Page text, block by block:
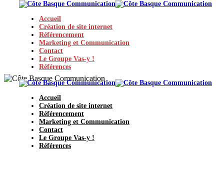
Accueil
Création de site internet
Référencement
Marketing et Communication
Contact
Le Groupe Vas-y !
Références
Accueil
Création de site internet
Référencement
Marketing et Communication
Contact
Le Groupe Vas-y !
Références